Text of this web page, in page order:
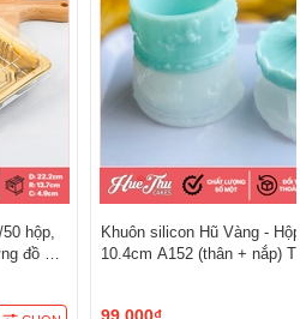
hộp,
đồ ăn
Khuôn silicon Hũ Vàng -
10.4cm A152 (thân + nắp)
99.000₫